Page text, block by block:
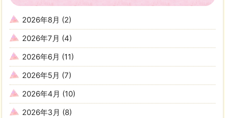
2026年8月 (2)
2026年7月 (4)
2026年6月 (11)
2026年5月 (7)
2026年4月 (10)
2026年3月 (8)